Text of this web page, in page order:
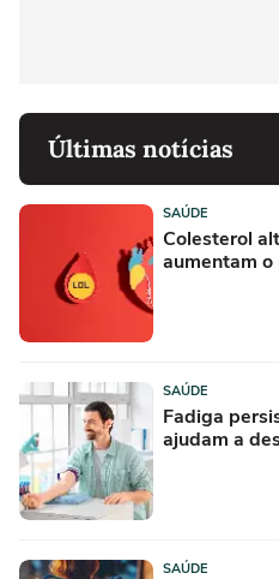
Últimas notícias
SAÚDE
Colesterol
aumentam o
SAÚDE
Fadiga
ajudam a
SAÚDE